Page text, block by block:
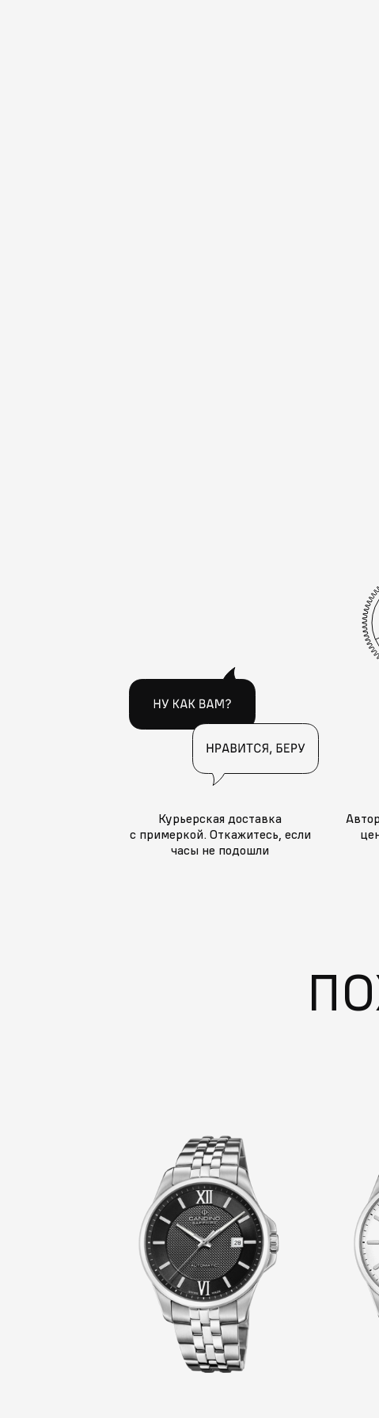
Курьерская доставка
с примеркой. Откажитесь, если
часы не подошли